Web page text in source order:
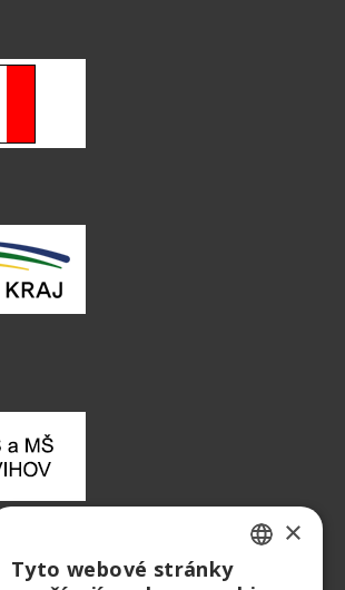
škola Švihov ×
Tyto webové stránky